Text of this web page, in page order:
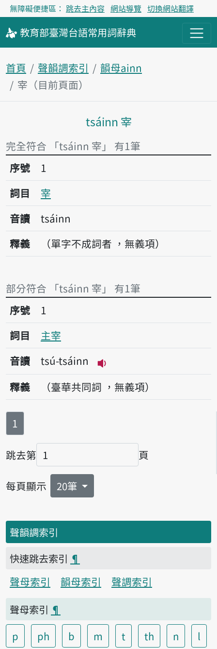
無障礙便捷區： 跳去主內容 網站導覽 切換網站翻譯
教育部臺灣台語常用詞辭典
首頁 聲韻調索引
韻母ainn
宰（目前頁面）
主內容區塊
tsáinn 宰
完全符合 「tsáinn 宰」 有1筆
序號1宰
序號
1
詞目
宰
音讀
tsáinn
釋義
（單字不成詞者 ，無義項）
部分符合 「tsáinn 宰」 有1筆
序號1主宰
序號
1
詞目
主宰
音讀
tsú-tsáinn
播放音讀tsú-tsáinn
釋義 （臺華共同詞 ，無義項）
第
1
跳去第
頁碼
頁
每頁顯示 20筆
聲韻調索引
快速跳去索引 ¶
聲母索引
韻母索引
聲調索引
聲母索引 ¶
p
ph b m t th n
l